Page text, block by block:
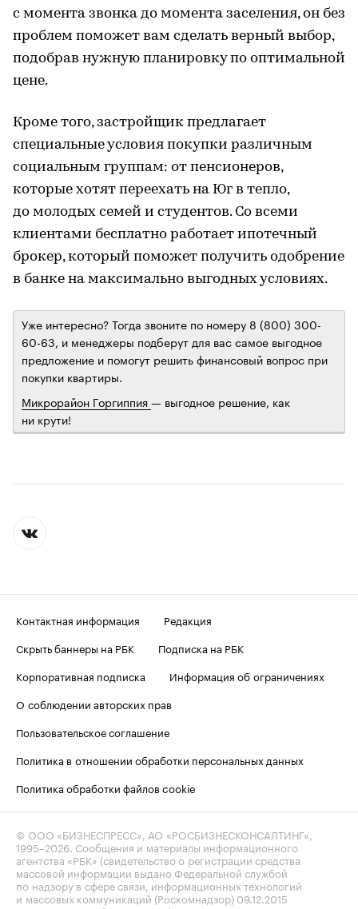
с момента звонка до момента заселения, он без
проблем поможет вам сделать верный выбор,
подобрав нужную планировку по оптимальной
цене.
Кроме того, застройщик предлагает
специальные условия покупки различным
социальным группам: от пенсионеров,
которые хотят переехать на Юг в тепло,
до молодых семей и студентов. Со всеми
клиентами бесплатно работает ипотечный
брокер, который поможет получить одобрение
в банке на максимально выгодных условиях.
Уже интересно? Тогда звоните по номеру 8 (800) 300-
60-63, и менеджеры подберут для вас самое выгодное
предложение и помогут решить финансовый вопрос при
покупки квартиры.
Микрорайон Горгиппия— выгодное решение, как
ни крути!
Контактная информация
Редакция
Скрыть баннеры на РБК
Подписка на РБК
Корпоративная подписка
Информация об ограничениях
О соблюдении авторских прав
Пользовательское соглашение
Политика в отношении обработки персональных данных
Политика обработки файлов cookie
© ООО «БИЗНЕСПРЕСС», АО «РОСБИЗНЕСКОНСАЛТИНГ»,
1995–2026 . Сообщения и материалы информационного
агентства «РБК» (свидетельство о регистрации средства
массовой информации выдано Федеральной службой
по надзору в сфере связи, информационных технологий
и массовых коммуникаций (Роскомнадзор) 09.12.2015